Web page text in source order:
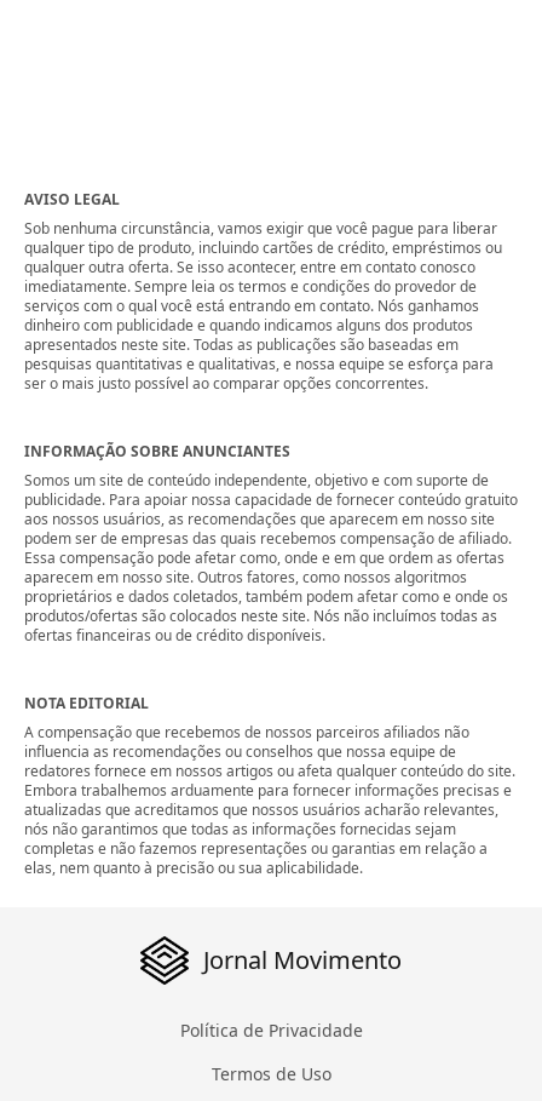
AVISO LEGAL
Sob nenhuma circunstância, vamos exigir que você pague para liberar
qualquer tipo de produto, incluindo cartões de crédito, empréstimos ou
qualquer outra oferta. Se isso acontecer, entre em contato conosco
imediatamente. Sempre leia os termos e condições do provedor de
serviços com o qual você está entrando em contato. Nós ganhamos
dinheiro com publicidade e quando indicamos alguns dos produtos
apresentados neste site. Todas as publicações são baseadas em
pesquisas quantitativas e qualitativas, e nossa equipe se esforça para
ser o mais justo possível ao comparar opções concorrentes.
INFORMAÇÃO SOBRE ANUNCIANTES
Somos um site de conteúdo independente, objetivo e com suporte de
publicidade. Para apoiar nossa capacidade de fornecer conteúdo gratuito
aos nossos usuários, as recomendações que aparecem em nosso site
podem ser de empresas das quais recebemos compensação de afiliado.
Essa compensação pode afetar como, onde e em que ordem as ofertas
aparecem em nosso site. Outros fatores, como nossos algoritmos
proprietários e dados coletados, também podem afetar como e onde os
produtos/ofertas são colocados neste site. Nós não incluímos todas as
ofertas financeiras ou de crédito disponíveis.
NOTA EDITORIAL
A compensação que recebemos de nossos parceiros afiliados não
influencia as recomendações ou conselhos que nossa equipe de
redatores fornece em nossos artigos ou afeta qualquer conteúdo do site.
Embora trabalhemos arduamente para fornecer informações precisas e
atualizadas que acreditamos que nossos usuários acharão relevantes,
nós não garantimos que todas as informações fornecidas sejam
completas e não fazemos representações ou garantias em relação a
elas, nem quanto à precisão ou sua aplicabilidade.
Jornal Movimento
Política de Privacidade
Termos de Uso